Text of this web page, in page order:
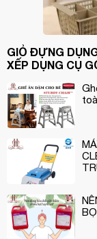
GIỎ ĐỰNG
XẾP DỤNG CỤ